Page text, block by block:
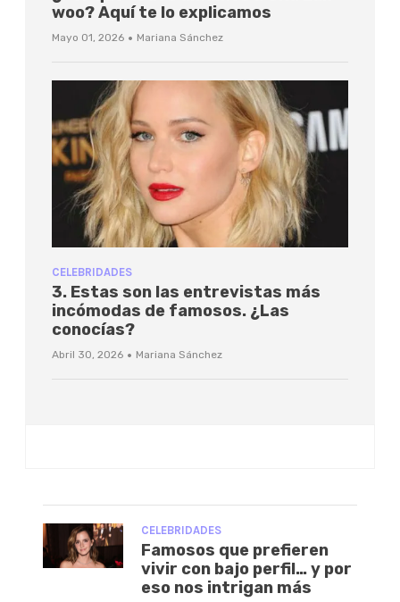
woo? Aquí te lo explicamos
Mayo 01, 2026 · Mariana Sánchez
CELEBRIDADES
3. Estas son las entrevistas más
incómodas de famosos. ¿Las
conocías?
Abril 30, 2026 · Mariana Sánchez
CELEBRIDADES
Famosos que prefieren
vivir con bajo perfil… y por
eso nos intrigan más